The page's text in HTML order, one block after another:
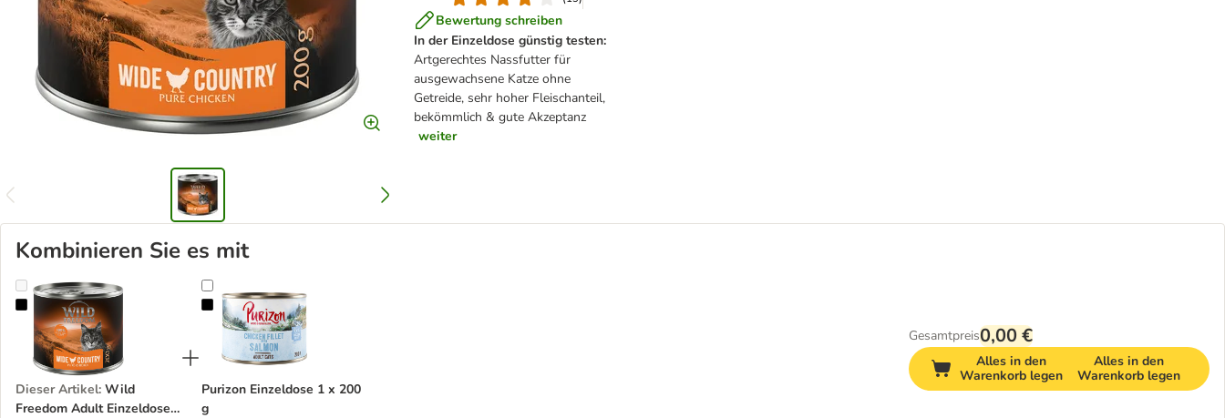
Bewertung schreiben
In der Einzeldose günstig testen:
Artgerechtes Nassfutter für
ausgewachsene Katze ohne
Getreide, sehr hoher Fleischanteil,
bekömmlich & gute Akzeptanz
weiter
Kombinieren Sie es mit
Wild Freedom Adult Einzeldose 1 x 200 g
Dieser Artikel: Wild
Freedom Adult Einzeldose
Purizon Einzeldose 1 x 200 g
Purizon Einzeldose 1 x 200
g
Gesamtpreis0,00 €
Alles in den
Warenkorb legen
Alles in den
Warenkorb legen